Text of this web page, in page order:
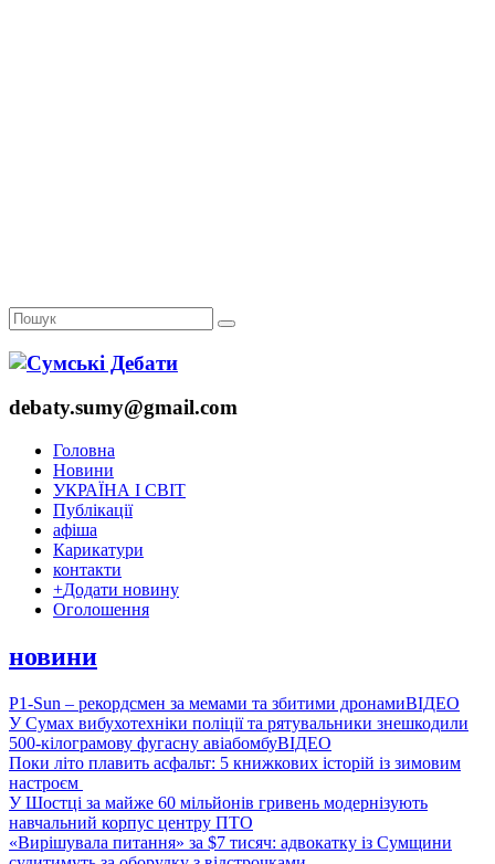
debaty.sumy@gmail.com
Головна
Новини
УКРАЇНА І СВІТ
Публікації
афіша
Карикатури
контакти
+Додати новину
Оголошення
новини
P1-Sun – рекордсмен за мемами та збитими дронамиВІДЕО
У Сумах вибухотехніки поліції та рятувальники знешкодили
500-кілограмову фугасну авіабомбуВІДЕО
Поки літо плавить асфальт: 5 книжкових історій із зимовим
настроєм
У Шостці за майже 60 мільйонів гривень модернізують
навчальний корпус центру ПТО
«Вирішувала питання» за $7 тисяч: адвокатку із Сумщини